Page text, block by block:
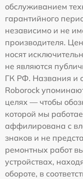
обслуживанием
гарантийного
независимо и не
производителя.
носят
не являются
ГК РФ. Названия и
Roborock
целях — чтобы
которой мы
аффилирована с
знаков и не
ремонтных работ
устройствах,
обороте, в